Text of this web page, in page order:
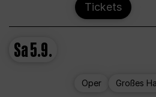
Tickets
Sa5.9.
Oper Großes